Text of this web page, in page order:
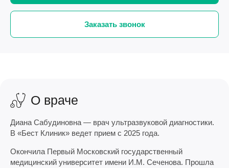
Заказать звонок
О враче
Диана Сабудиновна — врач ультразвуковой диагностики.
В «Бест Клиник» ведет прием с 2025 года.
Окончила Первый Московский государственный
медицинский университет имени И.М. Сеченова. Прошла